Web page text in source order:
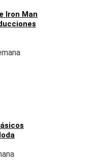
Iron Man